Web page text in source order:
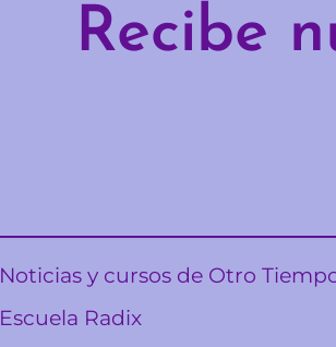
Recibe
Noticias y cursos de Otro
Escuela Radix